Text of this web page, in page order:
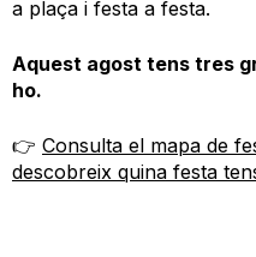
a plaça i festa a festa.
Aquest agost tens tres
ho.
👉 Consulta el mapa de
descobreix quina festa